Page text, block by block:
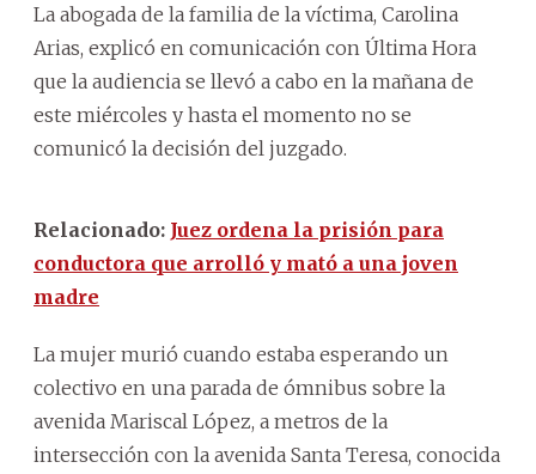
La abogada de la familia de la víctima, Carolina
Arias, explicó en comunicación con Última Hora
que la audiencia se llevó a cabo en la mañana de
este miércoles y hasta el momento no se
comunicó la decisión del juzgado.
Relacionado: Juez ordena la prisión para
conductora que arrolló y mató a una joven
madre
La mujer murió cuando estaba esperando un
colectivo en una parada de ómnibus sobre la
avenida Mariscal López, a metros de la
intersección con la avenida Santa Teresa, conocida